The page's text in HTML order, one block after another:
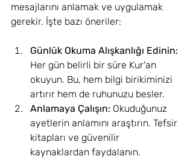
mesajlarını anlamak ve uygulamak
gerekir. İşte bazı öneriler:
Günlük Okuma Alışkanlığı Edinin:
Her gün belirli bir süre Kur'an
okuyun. Bu, hem bilgi birikiminizi
artırır hem de ruhunuzu besler.
Anlamaya Çalışın: Okuduğunuz
ayetlerin anlamını araştırın. Tefsir
kitapları ve güvenilir
kaynaklardan faydalanın.